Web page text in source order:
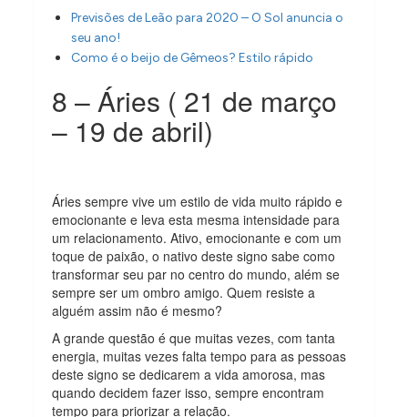
Previsões de Leão para 2020 – O Sol anuncia o
seu ano!
Como é o beijo de Gêmeos? Estilo rápido
8 – Áries ( 21 de março
– 19 de abril)
Áries sempre vive um estilo de vida muito rápido e
emocionante e leva esta mesma intensidade para
um relacionamento. Ativo, emocionante e com um
toque de paixão, o nativo deste signo sabe como
transformar seu par no centro do mundo, além se
sempre ser um ombro amigo. Quem resiste a
alguém assim não é mesmo?
A grande questão é que muitas vezes, com tanta
energia, muitas vezes falta tempo para as pessoas
deste signo se dedicarem a vida amorosa, mas
quando decidem fazer isso, sempre encontram
tempo para priorizar a relação.